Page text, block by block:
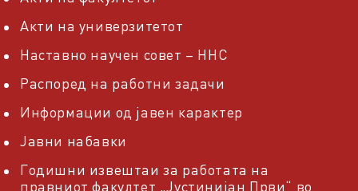
Акти на универзитетот
Наставно научен совет – ННС
Распоред на работни задачи
Информации од јавен карактер
Јавни набавки
Годишни извештаи за работата на
правниот факултет „Јустинијан Први“ во